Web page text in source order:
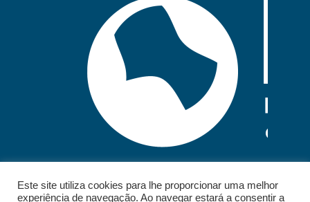
Este site utiliza cookies para lhe proporcionar uma melhor
experiência de navegação. Ao navegar estará a consentir a